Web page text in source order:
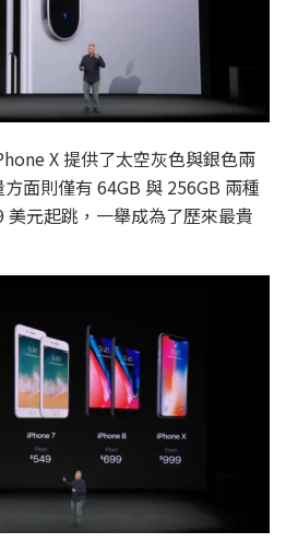
X 提供了太空灰色與銀色兩
面則僅有 64GB 與 256GB 兩種
元起跳，一舉成為了歷來最貴